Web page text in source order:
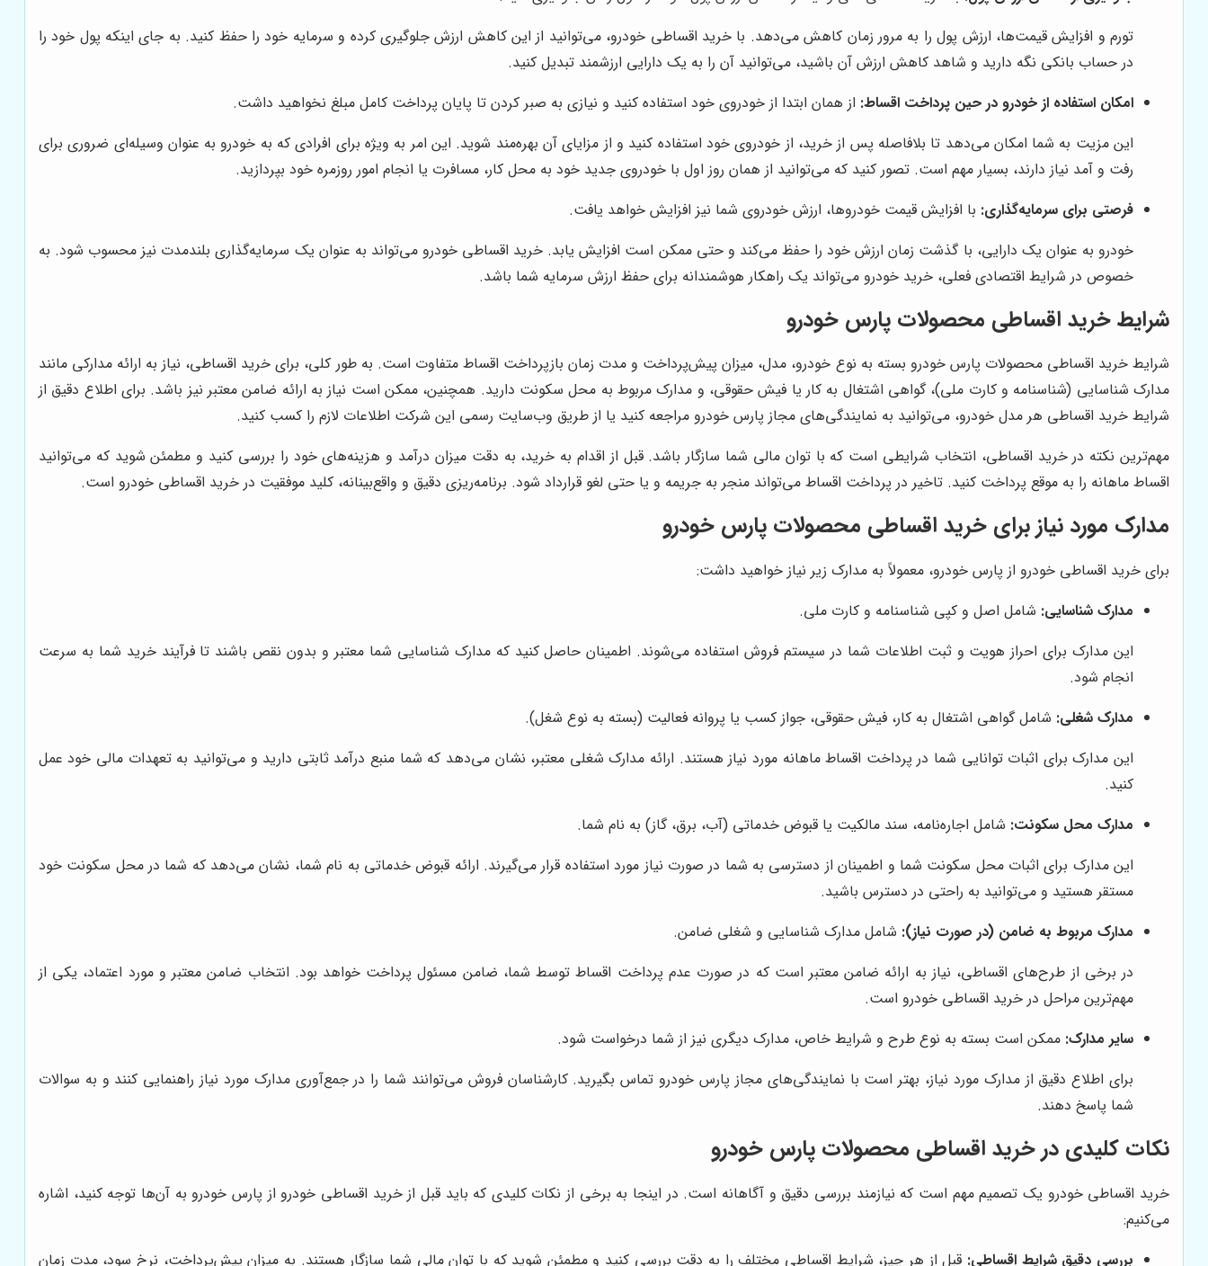
تورم و افزایش قیمت‌ها، ارزش پول را به مرور زمان کاهش می‌دهد. با خرید اقساطی خودرو، می‌توانید از این کاهش ارزش جلوگیری کرده و سرمایه خود را حفظ کنید. به جای اینکه پول خود را
در حساب بانکی نگه دارید و شاهد کاهش ارزش آن باشید، می‌توانید آن را به یک دارایی ارزشمند تبدیل کنید.
امکان استفاده از خودرو در حین پرداخت اقساط: از همان ابتدا از خودروی خود استفاده کنید و نیازی به صبر کردن تا پایان پرداخت کامل مبلغ نخواهید داشت.
این مزیت به شما امکان می‌دهد تا بلافاصله پس از خرید، از خودروی خود استفاده کنید و از مزایای آن بهره‌مند شوید. این امر به ویژه برای افرادی که به خودرو به عنوان وسیله‌ای ضروری برای
رفت و آمد نیاز دارند، بسیار مهم است. تصور کنید که می‌توانید از همان روز اول با خودروی جدید خود به محل کار، مسافرت یا انجام امور روزمره خود بپردازید.
فرصتی برای سرمایه‌گذاری: با افزایش قیمت خودروها، ارزش خودروی شما نیز افزایش خواهد یافت.
خودرو به عنوان یک دارایی، با گذشت زمان ارزش خود را حفظ می‌کند و حتی ممکن است افزایش یابد. خرید اقساطی خودرو می‌تواند به عنوان یک سرمایه‌گذاری بلندمدت نیز محسوب شود. به
خصوص در شرایط اقتصادی فعلی، خرید خودرو می‌تواند یک راهکار هوشمندانه برای حفظ ارزش سرمایه شما باشد.
شرایط خرید اقساطی محصولات پارس خودرو
شرایط خرید اقساطی محصولات پارس خودرو بسته به نوع خودرو، مدل، میزان پیش‌پرداخت و مدت زمان بازپرداخت اقساط متفاوت است. به طور کلی، برای خرید اقساطی، نیاز به ارائه مدارکی مانند
مدارک شناسایی (شناسنامه و کارت ملی)، گواهی اشتغال به کار یا فیش حقوقی، و مدارک مربوط به محل سکونت دارید. همچنین، ممکن است نیاز به ارائه ضامن معتبر نیز باشد. برای اطلاع دقیق از
شرایط خرید اقساطی هر مدل خودرو، می‌توانید به نمایندگی‌های مجاز پارس خودرو مراجعه کنید یا از طریق وب‌سایت رسمی این شرکت اطلاعات لازم را کسب کنید.
مهم‌ترین نکته در خرید اقساطی، انتخاب شرایطی است که با توان مالی شما سازگار باشد. قبل از اقدام به خرید، به دقت میزان درآمد و هزینه‌های خود را بررسی کنید و مطمئن شوید که می‌توانید
اقساط ماهانه را به موقع پرداخت کنید. تاخیر در پرداخت اقساط می‌تواند منجر به جریمه و یا حتی لغو قرارداد شود. برنامه‌ریزی دقیق و واقع‌بینانه، کلید موفقیت در خرید اقساطی خودرو است.
مدارک مورد نیاز برای خرید اقساطی محصولات پارس خودرو
برای خرید اقساطی خودرو از پارس خودرو، معمولاً به مدارک زیر نیاز خواهید داشت:
مدارک شناسایی: شامل اصل و کپی شناسنامه و کارت ملی.
این مدارک برای احراز هویت و ثبت اطلاعات شما در سیستم فروش استفاده می‌شوند. اطمینان حاصل کنید که مدارک شناسایی شما معتبر و بدون نقص باشند تا فرآیند خرید شما به سرعت
انجام شود.
مدارک شغلی: شامل گواهی اشتغال به کار، فیش حقوقی، جواز کسب یا پروانه فعالیت (بسته به نوع شغل).
این مدارک برای اثبات توانایی شما در پرداخت اقساط ماهانه مورد نیاز هستند. ارائه مدارک شغلی معتبر، نشان می‌دهد که شما منبع درآمد ثابتی دارید و می‌توانید به تعهدات مالی خود عمل
کنید.
مدارک محل سکونت: شامل اجاره‌نامه، سند مالکیت یا قبوض خدماتی (آب، برق، گاز) به نام شما.
این مدارک برای اثبات محل سکونت شما و اطمینان از دسترسی به شما در صورت نیاز مورد استفاده قرار می‌گیرند. ارائه قبوض خدماتی به نام شما، نشان می‌دهد که شما در محل سکونت خود
مستقر هستید و می‌توانید به راحتی در دسترس باشید.
مدارک مربوط به ضامن (در صورت نیاز): شامل مدارک شناسایی و شغلی ضامن.
در برخی از طرح‌های اقساطی، نیاز به ارائه ضامن معتبر است که در صورت عدم پرداخت اقساط توسط شما، ضامن مسئول پرداخت خواهد بود. انتخاب ضامن معتبر و مورد اعتماد، یکی از
مهم‌ترین مراحل در خرید اقساطی خودرو است.
سایر مدارک: ممکن است بسته به نوع طرح و شرایط خاص، مدارک دیگری نیز از شما درخواست شود.
برای اطلاع دقیق از مدارک مورد نیاز، بهتر است با نمایندگی‌های مجاز پارس خودرو تماس بگیرید. کارشناسان فروش می‌توانند شما را در جمع‌آوری مدارک مورد نیاز راهنمایی کنند و به سوالات
شما پاسخ دهند.
نکات کلیدی در خرید اقساطی محصولات پارس خودرو
خرید اقساطی خودرو یک تصمیم مهم است که نیازمند بررسی دقیق و آگاهانه است. در اینجا به برخی از نکات کلیدی که باید قبل از خرید اقساطی خودرو از پارس خودرو به آن‌ها توجه کنید، اشاره
می‌کنیم:
بررسی دقیق شرایط اقساطی: قبل از هر چیز، شرایط اقساطی مختلف را به دقت بررسی کنید و مطمئن شوید که با توان مالی شما سازگار هستند. به میزان پیش‌پرداخت، نرخ سود، مدت زمان